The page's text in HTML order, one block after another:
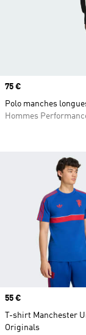
Prix
55 €
T-shirt Manchester
Originals
Prix
75 €
Polo manches
Hommes